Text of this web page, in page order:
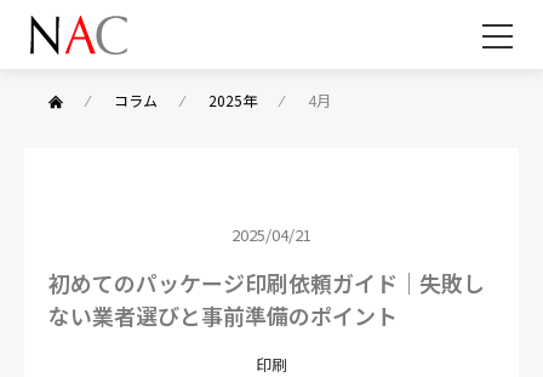
⁄ コラム ⁄ 2025年 ⁄ 4月
2025/04/21
初めてのパッケージ印刷依頼ガイド｜失敗し
ない業者選びと事前準備のポイント
印刷